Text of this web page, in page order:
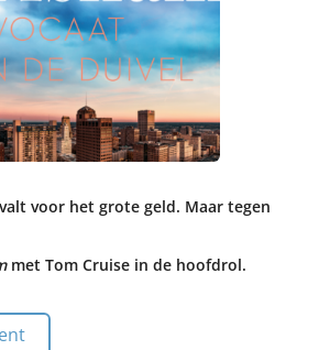
voor het grote geld. Maar tegen
met Tom Cruise in de hoofdrol.